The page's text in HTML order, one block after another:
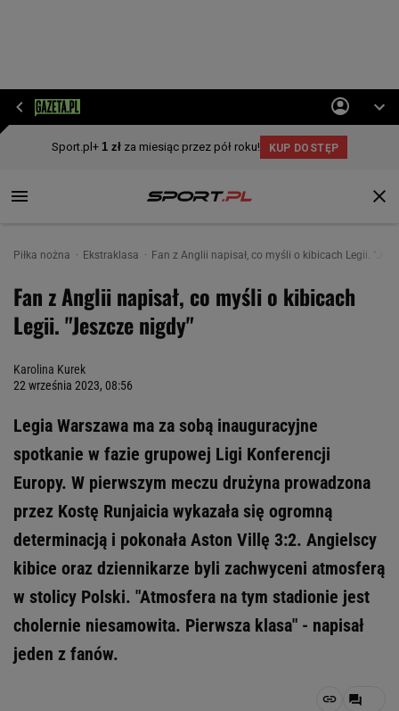
Piłka nożna Ekstraklasa Fan z Anglii napisał, co myśli o kibicach Legii.
Fan z Anglii napisał, co myśli o kibicach
Legii. "Jeszcze nigdy"
Karolina Kurek
22 września 2023, 08:56
Legia Warszawa ma za sobą inauguracyjne
spotkanie w fazie grupowej Ligi Konferencji
Europy. W pierwszym meczu drużyna prowadzona
przez Kostę Runjaicia wykazała się ogromną
determinacją i pokonała Aston Villę 3:2. Angielscy
kibice oraz dziennikarze byli zachwyceni atmosferą
w stolicy Polski. "Atmosfera na tym stadionie jest
cholernie niesamowita. Pierwsza klasa" - napisał
jeden z fanów.